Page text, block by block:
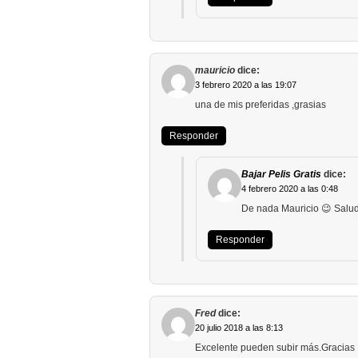
mauricio dice:
3 febrero 2020 a las 19:07
una de mis preferidas ,grasias
Responder
Bajar Pelis Gratis dice:
4 febrero 2020 a las 0:48
De nada Mauricio 😉
Responder
Fred dice:
20 julio 2018 a las 8:13
Excelente pueden subir más.Gracias